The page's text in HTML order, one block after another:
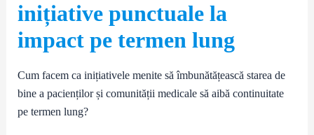
inițiative punctuale la
impact pe termen lung
Cum facem ca inițiativele menite să îmbunătățească starea de
bine a pacienților și comunității medicale să aibă continuitate
pe termen lung?